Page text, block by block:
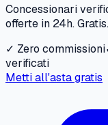
Concessionari
offerte in 24h. Gratis.
✓ Zero commissioni
verificati
Metti all'asta gratis